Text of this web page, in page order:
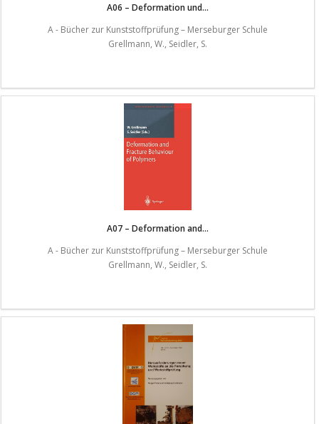
A06 – Deformation und...
A - Bücher zur Kunststoffprüfung – Merseburger Schule
Grellmann, W., Seidler, S.
A07 – Deformation and...
A - Bücher zur Kunststoffprüfung – Merseburger Schule
Grellmann, W., Seidler, S.